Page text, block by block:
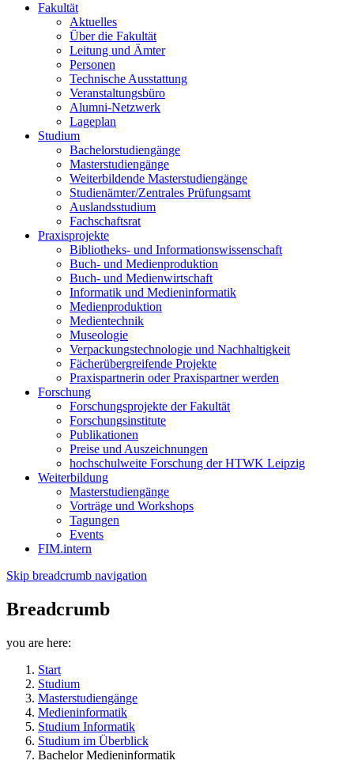
Fakultät
Aktuelles
Über die Fakultät
Leitung und Ämter
Personen
Technische Ausstattung
Veranstaltungsbüro
Alumni-Netzwerk
Lageplan
Studium
Bachelorstudiengänge
Masterstudiengänge
Weiterbildende Masterstudiengänge
Studienämter/Zentrales Prüfungsamt
Auslandsstudium
Fachschaftsrat
Praxisprojekte
Bibliotheks- und Informationswissenschaft
Buch- und Medienproduktion
Buch- und Medienwirtschaft
Informatik und Medieninformatik
Medienproduktion
Medientechnik
Museologie
Verpackungstechnologie und Nachhaltigkeit
Fächerübergreifende Projekte
Praxispartnerin oder Praxispartner werden
Forschung
Forschungsprojekte der Fakultät
Forschungsinstitute
Publikationen
Preise und Auszeichnungen
hochschulweite Forschung der HTWK Leipzig
Weiterbildung
Masterstudiengänge
Vorträge und Workshops
Tagungen
Events
FIM.intern
Skip breadcrumb navigation
Breadcrumb
you are here:
Start
Studium
Masterstudiengänge
Medieninformatik
Studium Informatik
Studium im Überblick
Bachelor Medieninformatik